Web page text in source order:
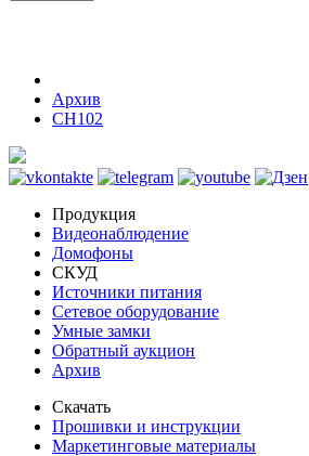
Архив
CH102
Продукция
Видеонаблюдение
Домофоны
СКУД
Источники питания
Сетевое оборудование
Умные замки
Обратный аукцион
Архив
Скачать
Прошивки и инструкции
Маркетинговые материалы